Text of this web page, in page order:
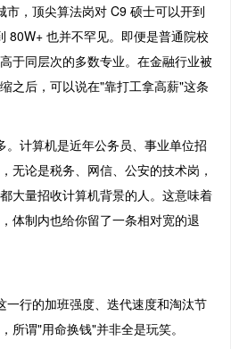
市，顶尖算法岗对 C9 硕士可以开到
80W+ 也并不罕见。即便是普通院校
于同层次的多数专业。在金融行业被
之后，可以说在"靠打工拿高薪"这条
。计算机是近年公务员、事业单位招
无论是税务、网信、公安的技术岗，
大量招收计算机背景的人。这意味着
体制内也给你留了一条相对宽的退
一行的加班强度、迭代速度和淘汰节
所谓"用命换钱"并非全是玩笑。